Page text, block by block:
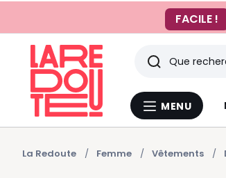
FACILE !
Menu
MENU
Rechercher
articles
vus
La Redoute Femme Vêtements